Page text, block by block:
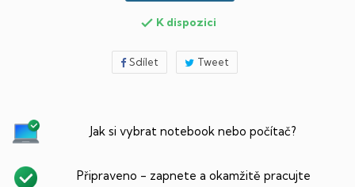
 K dispozici
Sdílet Tweet
Jak si vybrat notebook nebo počítač?
Připraveno - zapnete a okamžitě pracujte